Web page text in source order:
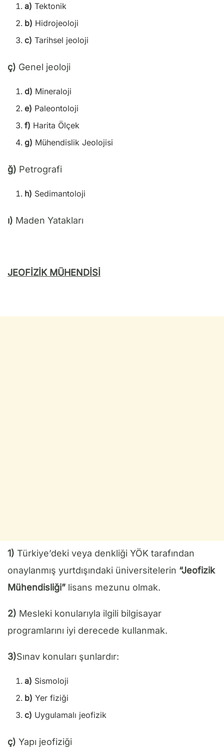
a) Tektonik
b) Hidrojeoloji
c) Tarihsel jeoloji
ç) Genel jeoloji
d) Mineraloji
e) Paleontoloji
f) Harita Ölçek
g) Mühendislik Jeolojisi
ğ) Petrografi
h) Sedimantoloji
ı) Maden Yatakları
JEOFİZİK MÜHENDİSİ
1) Türkiye’deki veya denkliği YÖK tarafından
onaylanmış yurtdışındaki üniversitelerin “Jeofizik
Mühendisliği” lisans mezunu olmak.
2) Mesleki konularıyla ilgili bilgisayar
programlarını iyi derecede kullanmak.
3)Sınav konuları şunlardır:
a) Sismoloji
b) Yer fiziği
c) Uygulamalı jeofizik
ç) Yapı jeofiziği